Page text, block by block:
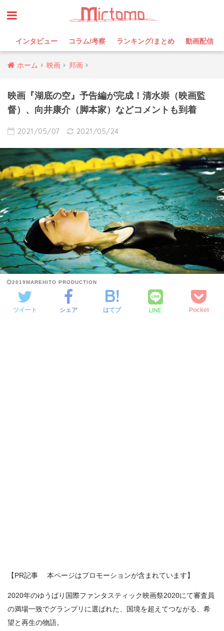
インタビュー コラム/考察 ランキング/まとめ 動画配信
ホーム 映画 邦画
映画『湖底の空』予告編が完成！清水崇（映画監
督）、向井康介（脚本家）などコメントも到着
2021/05/07 2021/05/24
◎2019MAREHITO PRODUCTION
ツイート シェア はてブ LINE Pocket
【PR記事 本ページはプロモーションが含まれています】
2020年のゆうばり国際ファンタスティック映画祭2020にて審査員
の満場⼀致でグランプリに選ばれた、国境を超えてつながる、希
望と再⽣の物語。